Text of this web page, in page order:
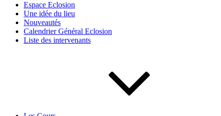
Espace Eclosion
Une idée du lieu
Nouveautés
Calendrier Général Eclosion
Liste des intervenants